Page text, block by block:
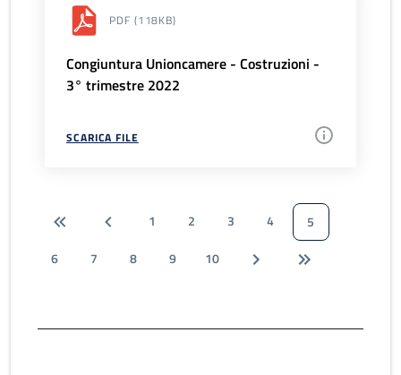
PDF (118KB)
Congiuntura Unioncamere - Costruzioni -
3° trimestre 2022
SCARICA FILE
1 2 3 4
5
6
7 8 9 10